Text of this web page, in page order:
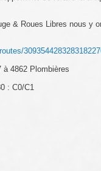
& Roues Libres nous y
4862 Plombières
: C0/C1